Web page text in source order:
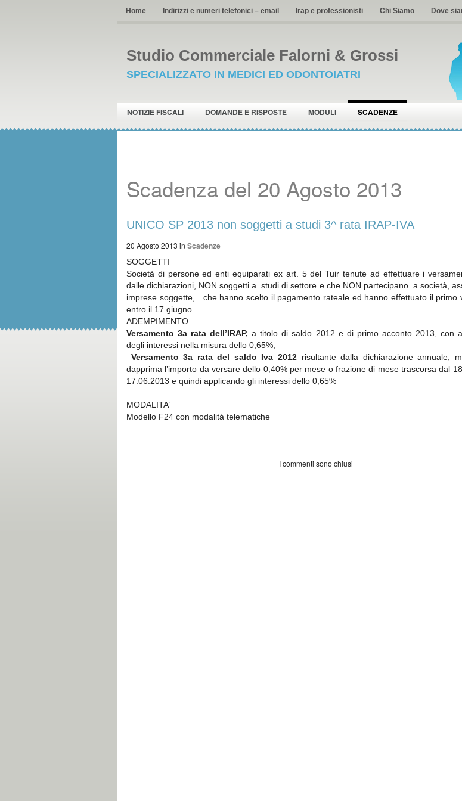
Home Indirizzi e numeri telefonici – email Irap e professionisti Chi Siamo Dove
Studio Commerciale Falorni & Grossi
SPECIALIZZATO IN MEDICI ED ODONTOIATRI
NOTIZIE FISCALI DOMANDE E RISPOSTE MODULI SCADENZE
Scadenza del 20 Agosto 2013
UNICO SP 2013 non soggetti a studi 3^ rata IRAP-IVA
20 Agosto 2013 in Scadenze
SOGGETTI
Società di persone ed enti equiparati ex art. 5 del Tuir tenute ad effettuare i
dalle dichiarazioni, NON soggetti a studi di settore e che NON partecipano a società,
imprese soggette, che hanno scelto il pagamento rateale ed hanno effettuato il primo
entro il 17 giugno.
ADEMPIMENTO
Versamento 3a rata dell’IRAP,a titolo di saldo 2012 e di primo acconto 2013, con
degli interessi nella misura dello 0,65%;
Versamento 3a rata del saldo Iva 2012 risultante dalla dichiarazione annuale,
dapprima l’importo da versare dello 0,40% per mese o frazione di mese trascorsa dal
17.06.2013 e quindi applicando gli interessi dello 0,65%
MODALITA’
Modello F24 con modalità telematiche
I commenti sono chiusi